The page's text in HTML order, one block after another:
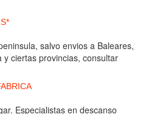
salvo envios a Baleares,
ciertas provincias, consultar
Especialistas en descanso